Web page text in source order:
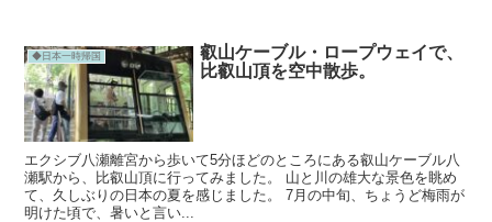
◆日本一時帰国
叡山ケーブル・ロープウェイで、
比叡山頂を空中散歩。
エクシブ八瀬離宮から歩いて5分ほどのところにある叡山ケーブル八
瀬駅から、比叡山頂に行ってみました。 山と川の雄大な景色を眺め
て、久しぶりの日本の夏を感じました。 7月の中旬、ちょうど梅雨が
明けた頃で、暑いと言い...